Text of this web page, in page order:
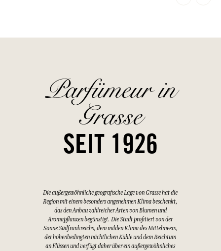
Parfümeur in
Grasse
SEIT 1926
Die außergewöhnliche geografische Lage von Grasse hat die
Region mit einem besonders angenehmen Klima beschenkt,
das den Anbau zahlreicher Arten von Blumen und
Aromapflanzen begünstigt. Die Stadt profitiert von der
Sonne Südfrankreichs, dem milden Klima des Mittelmeers,
der höhenbedingten nächtlichen Kühle und dem Reichtum
an Flüssen und verfügt daher über ein außergewöhnliches